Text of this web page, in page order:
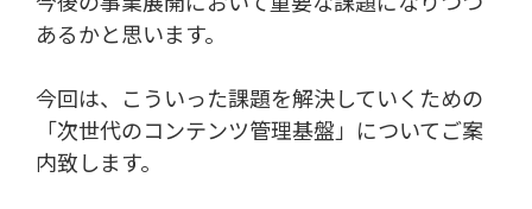
あるかと思います。
今回は、こういった課題を解決していくための
「次世代のコンテンツ管理基盤」についてご案
内致します。